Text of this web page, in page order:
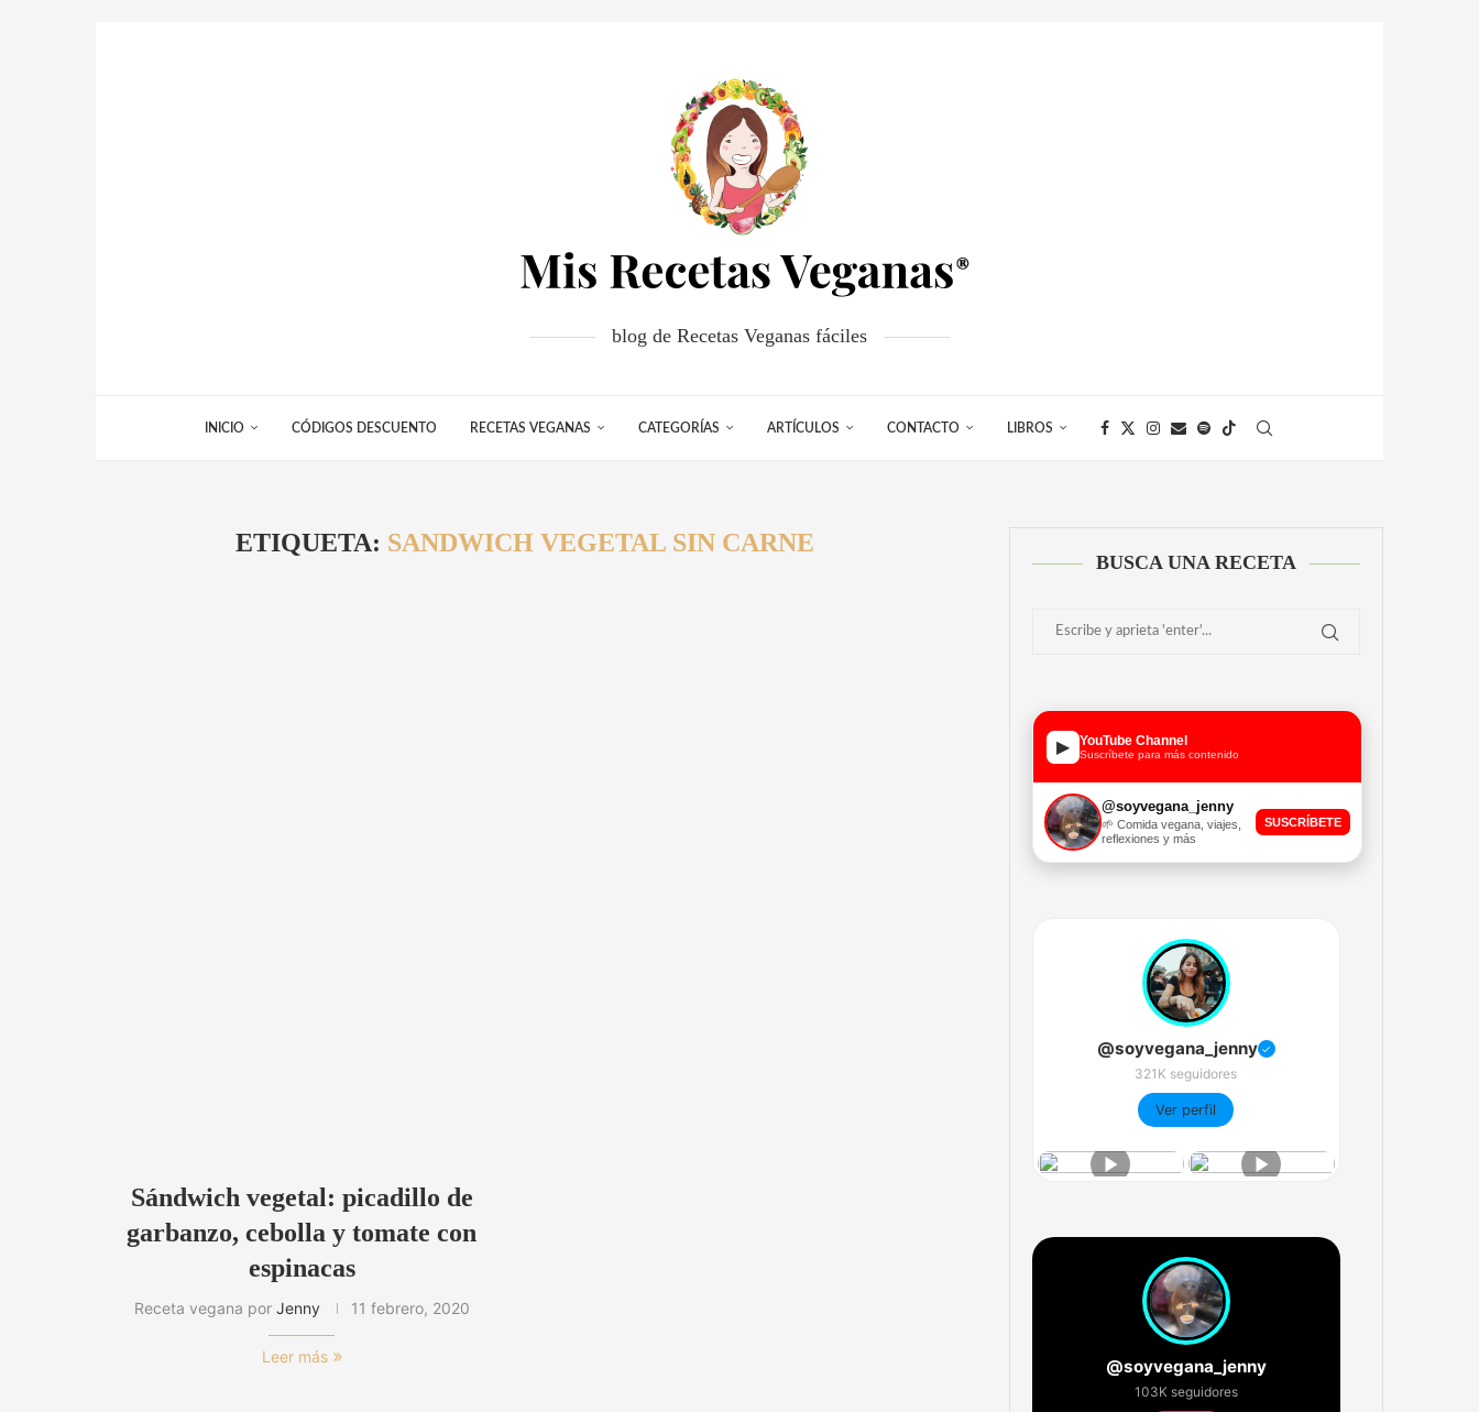
blog de Recetas Veganas fáciles
INICIO CÓDIGOS DESCUENTO RECETAS VEGANAS CATEGORÍAS ARTÍCULOS CONTACTO LIBROS
ETIQUETA: SANDWICH VEGETAL SIN CARNE
Sándwich vegetal: picadillo de
garbanzo, cebolla y tomate con
espinacas
Receta vegana por Jenny 11 febrero, 2020
Leer más
BUSCA UNA RECETA
▶ YouTube Channel
Suscríbete para más contenido
@soyvegana_jenny
🌱 Comida vegana, viajes,
reflexiones y más
SUSCRÍBETE
@soyvegana_jenny ✓
321K seguidores
Ver perfil
@soyvegana_jenny
103K seguidores